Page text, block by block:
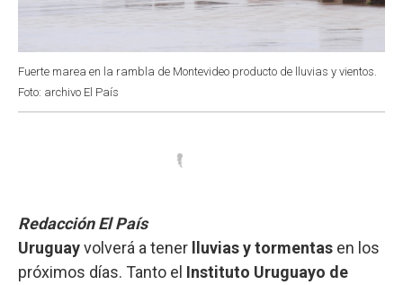
Fuerte marea en la rambla de Montevideo producto de lluvias y vientos.
Foto: archivo El País
Redacción El País
Uruguayvolverá a tener lluvias y tormentas en los
próximos días. Tanto el Instituto Uruguayo de